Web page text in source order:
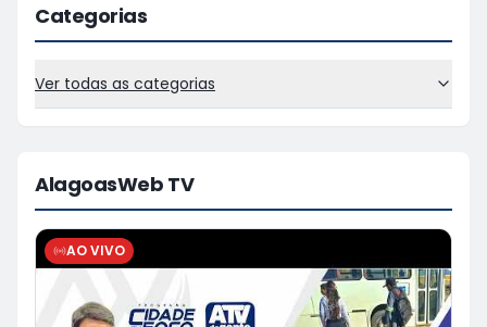
Categorias
Ver todas as categorias
AlagoasWeb TV
AO VIVO